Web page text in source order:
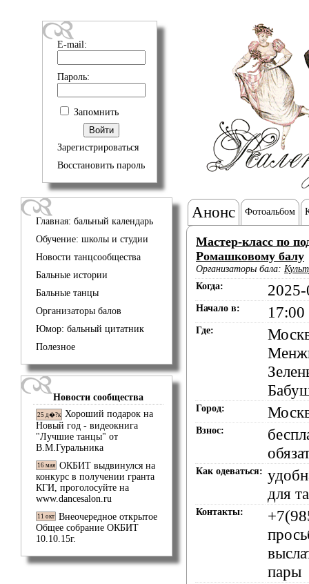
E-mail:
Пароль:
Запомнить
Зарегистрироваться
Восстановить пароль
Главная: бальный календарь
Обучение: школы и студии
Новости танцсообщества
Бальные истории
Бальные танцы
Организаторы балов
Юмор: бальный цитатник
Полезное
Новости сообщества
25 д�?к Хороший подарок на
Новый год - видеокнига
"Лучшие танцы" от
В.М.Гуральника
16 мая ОКБИТ выдвинулся на
конкурс в получении гранта
КГИ, проголосуйте на
www.dancesalon.ru
11 окт Внеочередное открытое
Общее собрание ОКБИТ
10.10.15г.
Анонс Фотоальбом
Мастер-класс по
Ромашковому балу
Организаторы бала:
Когда:
Начало в: 17:00
Где:
Город:
Взнос:
Как одеваться:
для
Контакты:
пары